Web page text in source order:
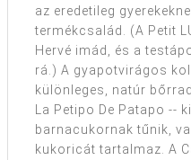
az eredetileg
termékcsalád. (A Petit
Hervé imád, és a
rá.) A gyapotvirágos
különleges, natúr
La Petipo De Patapo --
barnacukornak tűnik,
kukoricát tartalmaz. A